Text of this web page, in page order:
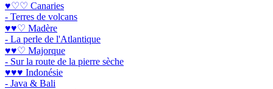
♥♡♡ Canaries
- Terres de volcans
♥♥♡ Madère
- La perle de l'Atlantique
♥♥♡ Majorque
- Sur la route de la pierre sèche
♥♥♥ Indonésie
- Java & Bali